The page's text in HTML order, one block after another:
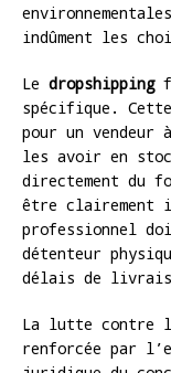
indûment les
Le dropshipping
spécifique.
pour un vendeur
les avoir en
directement du
être clairement
professionnel
détenteur
délais de
La lutte contre
renforcée par